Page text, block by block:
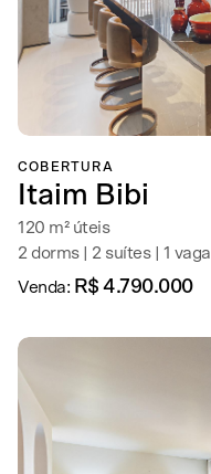
COBERTURA
Itaim Bibi
120 m² úteis
2 dorms | 2 suítes | 1 vaga
Venda: R$ 4.790.000